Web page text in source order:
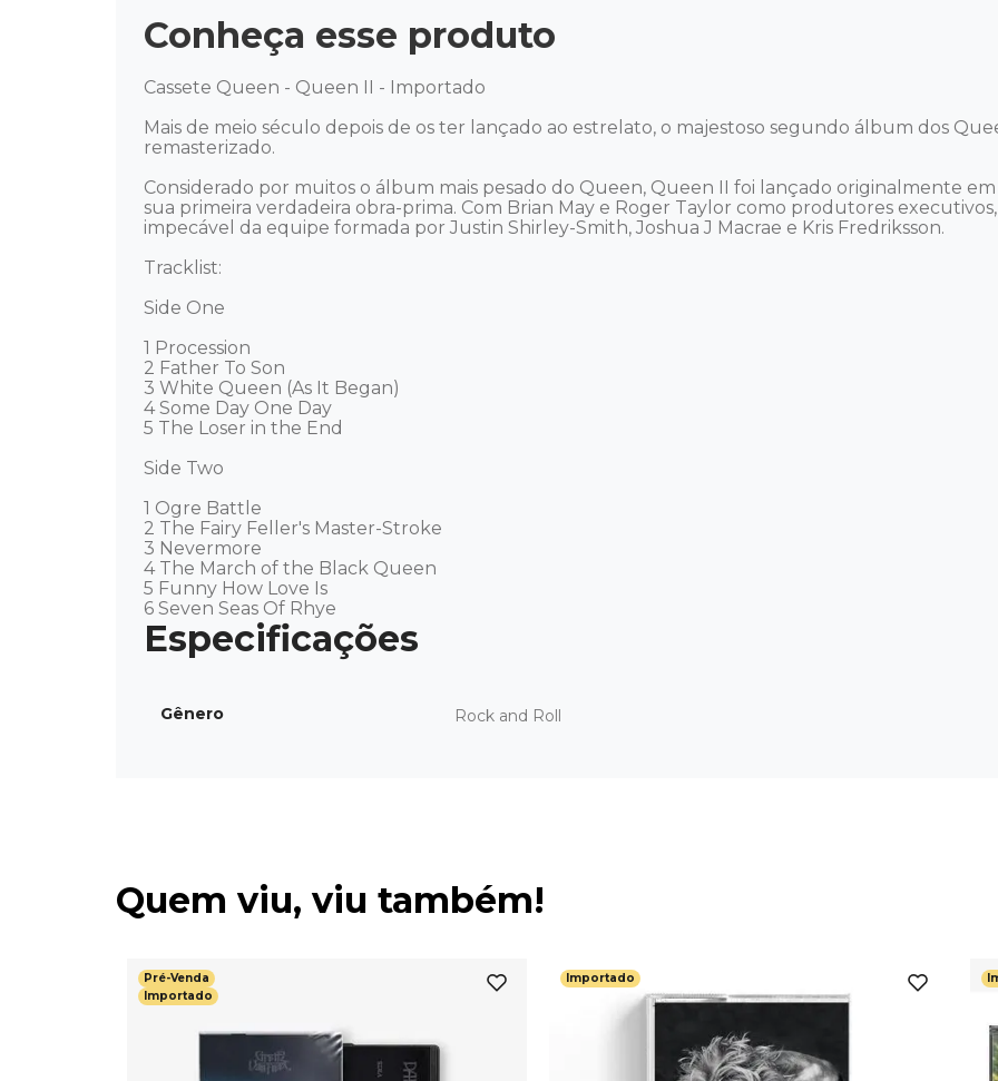
Conheça esse produto
Cassete Queen - Queen II - Importado
Mais de meio século depois de os ter lançado ao estrelato, o majestoso segundo álbum dos
remasterizado.
Considerado por muitos o álbum mais pesado do Queen, Queen II foi lançado originalmente
sua primeira verdadeira obra-prima. Com Brian May e Roger Taylor como produtores
impecável da equipe formada por Justin Shirley-Smith, Joshua J Macrae e Kris Fredriksson.
Tracklist:
Side One
1 Procession
2 Father To Son
3 White Queen (As It Began)
4 Some Day One Day
5 The Loser in the End
Side Two
1 Ogre Battle
2 The Fairy Feller's Master-Stroke
3 Nevermore
4 The March of the Black Queen
5 Funny How Love Is
6 Seven Seas Of Rhye
Gênero Rock and Roll
Quem viu, viu também!
Pré-Venda
Importado
Importado